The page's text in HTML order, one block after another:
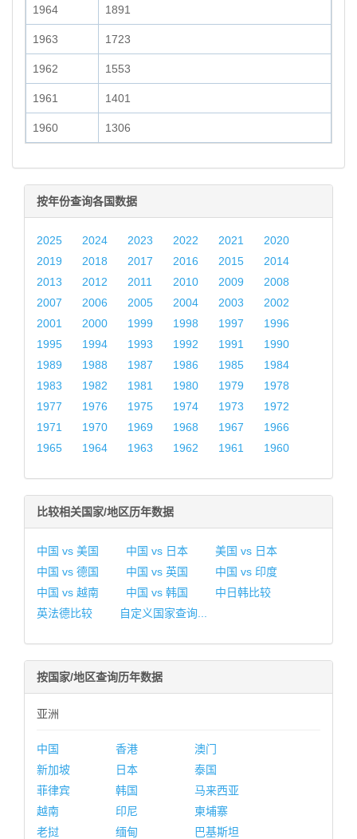
1964 1891
1963 1723
1962 1553
1961 1401
1960 1306
按年份查询各国数据
2025 2024 2023 2022 2021
2020
2019
2018 2017 2016 2015
2014
2013
2012 2011 2010 2009
2008
2007
2006 2005 2004 2003
2002
2001
2000 1999 1998 1997
1996
1995
1994 1993 1992 1991
1990
1989
1988 1987 1986 1985
1984
1983
1982 1981 1980 1979
1978
1977
1976 1975 1974 1973
1972
1971
1970 1969 1968 1967
1966
1965
1964 1963 1962 1961 1960
比较相关国家/地区历年数据
中国 vs 美国 中国 vs 日本
美国 vs 日本
中国 vs 德国
中国 vs 英国
中国 vs 印度
中国 vs 越南
中国 vs 韩国
中日韩比较
英法德比较
自定义国家查询...
按国家/地区查询历年数据
亚洲
中国 香港
澳门
新加坡
日本
泰国
菲律宾
韩国
马来西亚
越南
印尼
柬埔寨
老挝
缅甸
巴基斯坦